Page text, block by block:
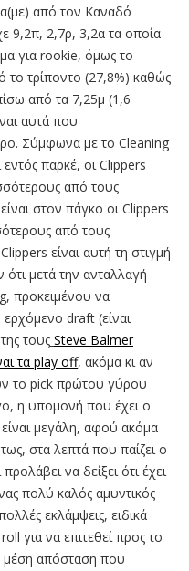
από τον Καναδό
9,2π, 2,7ρ, 3,2α τα οποία
για rookie, όμως το
το τρίποντο (27,8%) καθώς
από τα 7,25μ (1,6
αυτά που
Σύμφωνα με το Cleaning
παρκέ, οι Clippers
από τους
στον πάγκο οι Clippers
από τους
είναι αυτή τη στιγμή
μετά την ανταλλαγή
προκειμένου να
draft (είναι
τους Steve Balmer
τα play off, ακόμα κι αν
το pick πρώτου γύρου
η υπομονή που έχει ο
μεγάλη, αφού ακόμα
στα λεπτά που παίζει ο
να δείξει ότι έχει
πολύ καλός αμυντικός
εκλάμψεις, ειδικά
για να επιτεθεί προς το
απόσταση που